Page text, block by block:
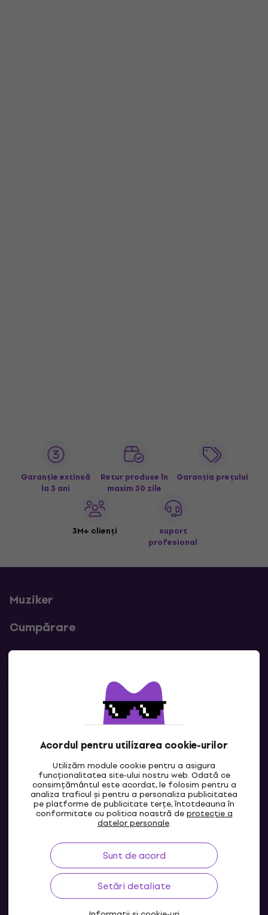
Acordul pentru utilizarea cookie-urilor
Utilizăm module cookie pentru a asigura
funcționalitatea site-ului nostru web. Odată ce
consimțământul este acordat, le folosim pentru a
analiza traficul și pentru a personaliza publicitatea
pe platforme de publicitate terțe, întotdeauna în
conformitate cu politica noastră deprotecție a
datelor personale.
Sunt de acord
Setări detaliate
Garanție extinsă
la 3 ani
Retur produse în
maxim 30 zile
Garanția prețului
3M+ clienți
suport
profesional
Muziker
Cumpărare
Linkuri utile
Contacte
Contactează-ne
MD